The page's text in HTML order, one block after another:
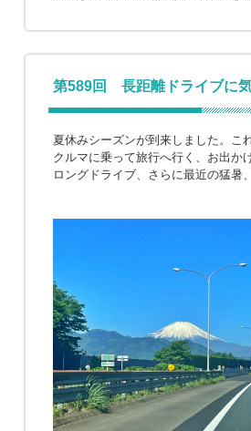
第589回 長距離ドライブに
夏休みシーズンが到来しました。こ
クルマに乗って旅行へ行く、お出か
ロングドライブ、さらに最近の猛暑